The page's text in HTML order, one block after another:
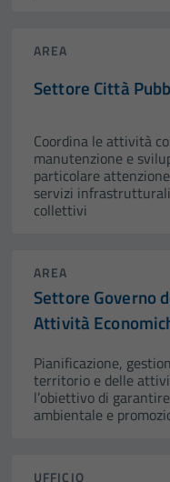
AREA
Settore Città
Coordina le attività
manutenzione e
particolare
servizi
collettivi
AREA
Settore Governo
Attività
Pianificazione,
territorio e delle
l’obiettivo di
ambientale e
UFFICIO